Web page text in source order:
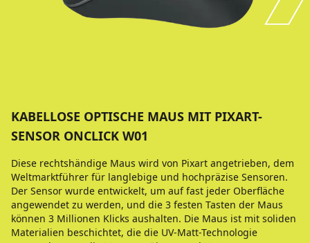
KABELLOSE OPTISCHE MAUS MIT PIXART-
SENSOR ONCLICK W01
Diese rechtshändige Maus wird von Pixart angetrieben, dem
Weltmarktführer für langlebige und hochpräzise Sensoren.
Der Sensor wurde entwickelt, um auf fast jeder Oberfläche
angewendet zu werden, und die 3 festen Tasten der Maus
können 3 Millionen Klicks aushalten. Die Maus ist mit soliden
Materialien beschichtet, die die UV-Matt-Technologie